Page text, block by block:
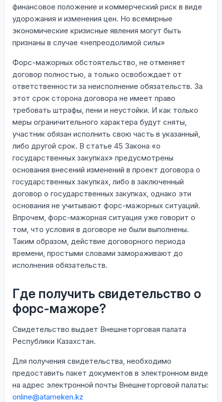
финансовое положение и коммерческий риск в виде
удорожания и изменения цен. Но всемирные
экономические кризисные явления могут быть
признаны в случае «непреодолимой силы»
Форс-мажорных обстоятельство, не отменяет
договор полностью, а только освобождает от
ответственности за неисполнение обязательств. За
этот срок сторона договора не имеет право
требовать штрафы, пени и неустойки. И как только
меры ограничительного характера будут сняты,
участник обязан исполнить свою часть в указанный,
либо другой срок. В статье 45 Закона «о
государственных закупках» предусмотрены
основания внесений изменений в проект договора о
государственных закупках, либо в заключенный
договор о государственных закупках, однако эти
основания не учитывают форс-мажорных ситуаций.
Впрочем, форс-мажорная ситуация уже говорит о
том, что условия в договоре не были выполнены.
Таким образом, действие договорного периода
времени, простыми словами замораживают до
исполнения обязательств.
Где получить свидетельство о
форс-мажоре?
Свидетельство выдает Внешнеторговая палата
Республики Казахстан.
Для получения свидетельства, необходимо
предоставить пакет документов в электронном виде
на адрес электронной почты Внешнеторговой палаты:
online@atameken.kz